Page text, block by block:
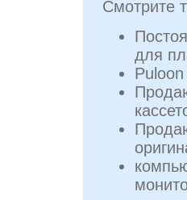
Смотрите
для